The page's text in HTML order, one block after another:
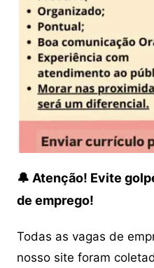
🔔 Atenção! Evite
de emprego!
Todas as vagas de
nosso site foram